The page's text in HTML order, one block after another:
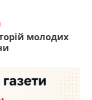
молодих